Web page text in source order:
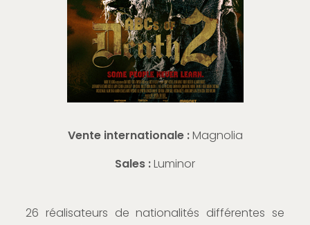
Vente internationale :Magnolia
Sales :Luminor
26 réalisateurs de nationalités différentes se